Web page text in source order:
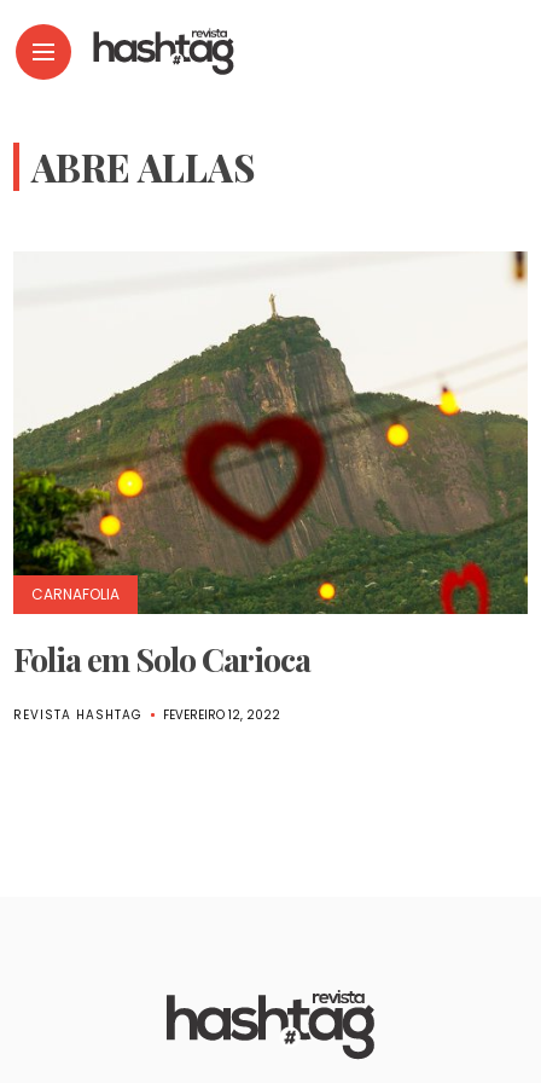
ABRE ALLAS
CARNAFOLIA
Folia em Solo Carioca
REVISTA HASHTAG FEVEREIRO 12, 2022